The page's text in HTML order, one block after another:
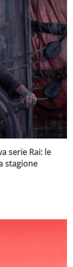
serie Rai: le
stagione